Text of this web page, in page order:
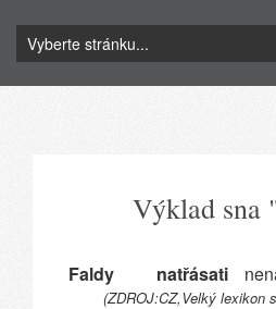
Výklad sna
Faldy natřásati
(ZDROJ:CZ,Velký lexikon